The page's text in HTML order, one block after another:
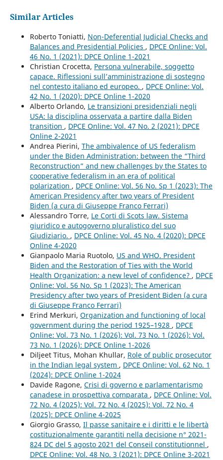
Similar Articles
Roberto Toniatti, Non-Deferential Judicial Checks and
Balances and Presidential Policies , DPCE Online: Vol.
46 No. 1 (2021): DPCE Online 1-2021
Christian Crocetta, Persona vulnerabile, soggetto
capace. Riflessioni sull’amministrazione di sostegno
nel contesto italiano ed europeo. , DPCE Online: Vol.
42 No. 1 (2020): DPCE Online 1-2020
Alberto Orlando, Le transizioni presidenziali negli
USA: la disciplina osservata a partire dalla Biden
transition , DPCE Online: Vol. 47 No. 2 (2021): DPCE
Online 2-2021
Andrea Pierini, The ambivalence of US federalism
under the Biden Administration: between the “Third
Reconstruction” and new challenges by the States to
cooperative federalism in an era of political
polarization , DPCE Online: Vol. 56 No. Sp 1 (2023): The
American Presidency after two years of President
Biden (a cura di Giuseppe Franco Ferrari)
Alessandro Torre, Le Corti di Scots law. Sistema
giuridico e autogoverno pluralistico del suo
Giudiziario. , DPCE Online: Vol. 45 No. 4 (2020): DPCE
Online 4-2020
Gianpaolo Maria Ruotolo, US and WHO. President
Biden and the Restoration of Ties with the World
Health Organization: a new level of confidence? , DPCE
Online: Vol. 56 No. Sp 1 (2023): The American
Presidency after two years of President Biden (a cura
di Giuseppe Franco Ferrari)
Erind Merkuri, Organization and functioning of local
government during the period 1925–1928 , DPCE
Online: Vol. 73 No. 1 (2026): Vol. 73 No. 1 (2026): Vol.
73 No. 1 (2026): DPCE Online 1-2026
Diljeet Titus, Mohan Khullar, Role of public prosecutor
in the Indian legal system , DPCE Online: Vol. 62 No. 1
(2024): DPCE Online 1-2024
Davide Ragone, Crisi di governo e parlamentarismo
canadese in prospettiva comparata , DPCE Online: Vol.
72 No. 4 (2025): Vol. 72 No. 4 (2025): Vol. 72 No. 4
(2025): DPCE Online 4-2025
Giorgio Grasso, Il passe sanitaire e i diritti e le libertà
costituzionalmente garantiti nella decisione n° 2021-
824 DC del 5 agosto 2021 del Conseil constitutionnel ,
DPCE Online: Vol. 48 No. 3 (2021): DPCE Online 3-2021